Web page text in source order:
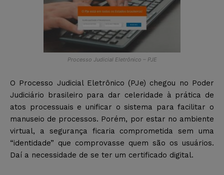
Processo Judicial Eletrônico – PJE
O Processo Judicial Eletrônico (PJe) chegou no Poder
Judiciário brasileiro para dar celeridade à prática de
atos processuais e unificar o sistema para facilitar o
manuseio de processos. Porém, por estar no ambiente
virtual, a segurança ficaria comprometida sem uma
“identidade” que comprovasse quem são os usuários.
Daí a necessidade de se ter um certificado digital.